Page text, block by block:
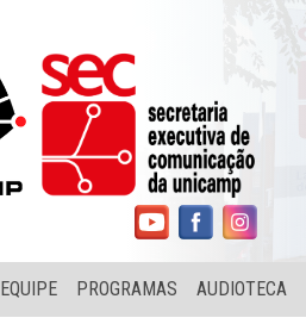
EQUIPE PROGRAMAS AUDIOTECA